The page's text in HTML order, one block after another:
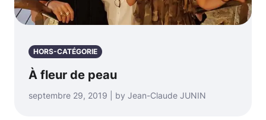
HORS-CATÉGORIE
À fleur de peau
septembre 29, 2019 | by Jean-Claude JUNIN